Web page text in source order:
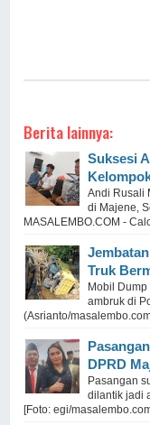
Berita lainnya:
Suksesi
Andi Rusali
di Majene,
MASALEMBO.COM -
Truk
Mobil
ambruk di
(Asrianto/
DPRD
Pasangan
dilantik jadi
[Foto: egi/masalembo.com